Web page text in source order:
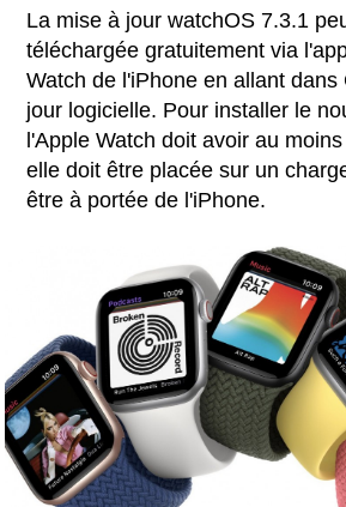
‌‌La mise à jour watchOS 7.3.1‌‌
téléchargée gratuitement via
Watch de l'iPhone en allant
jour logicielle. Pour installer le
l'Apple Watch doit avoir au
elle doit être placée sur un
être à portée de l'iPhone‌‌‌‌‌‌‌.